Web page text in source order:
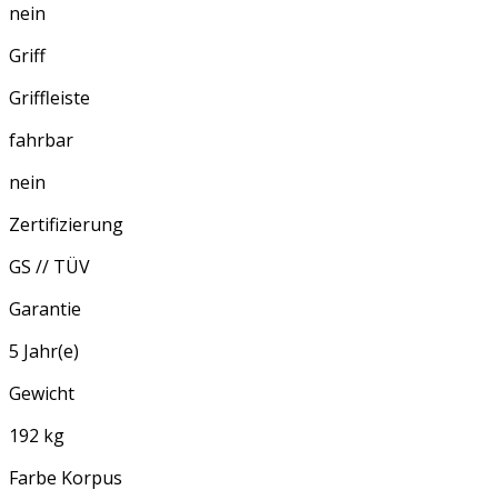
nein
Griff
Griffleiste
fahrbar
nein
Zertifizierung
GS // TÜV
Garantie
5 Jahr(e)
Gewicht
192 kg
Farbe Korpus